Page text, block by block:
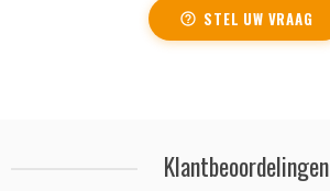
STEL UW VRAAG
Klantbeoordelingen